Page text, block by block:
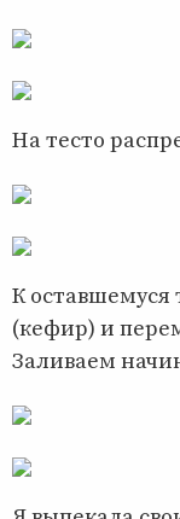
На тесто
К оставшемуся
(кефир) и
Заливаем